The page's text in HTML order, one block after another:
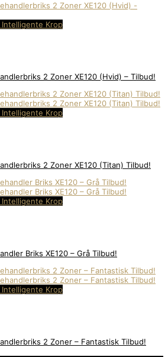
Intelligente Krop
2 Zoner XE120 (Hvid) – Tilbud!
Intelligente Krop
2 Zoner XE120 (Titan) Tilbud!
Intelligente Krop
Briks XE120 – Grå Tilbud!
Intelligente Krop
2 Zoner – Fantastisk Tilbud!